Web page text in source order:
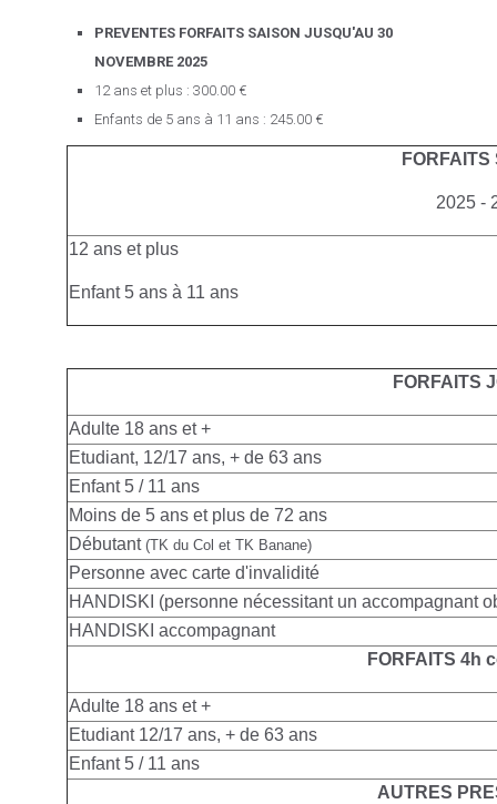
PREVENTES FORFAITS SAISON JUSQU'AU 30
NOVEMBRE 2025
12 ans et plus : 300.00 €
Enfants de 5 ans à 11 ans : 245.00 €
FORFAITS
2025 -
12 ans et plus
Enfant 5 ans à 11 ans
FORFAITS
Adulte 18 ans et +
Etudiant, 12/17 ans, + de 63 ans
Enfant 5 / 11 ans
Moins de 5 ans et plus de 72 ans
Débutant (TK du Col et TK Banane)
Personne avec carte d'invalidité
HANDISKI (personne nécessitant un accompagnant
HANDISKI accompagnant
FORFAITS 4h
Adulte 18 ans et +
Etudiant 12/17 ans, + de 63 ans
Enfant 5 / 11 ans
AUTRES